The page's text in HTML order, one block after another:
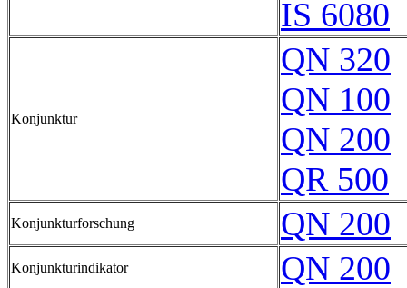
IS 6080
Konjunktur
QN 320
QN 100
QN 200
QR 500
Konjunkturforschung QN 200
Konjunkturindikator QN 200